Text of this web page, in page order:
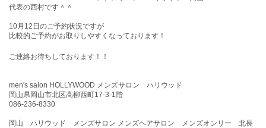
代表の西村です＾＾
10月12 日のご予約状況ですが
比較的ご予約がお取りしやすくなっております！
ご連絡お待ちしております！！
men's salon HOLLYWOOD メンズサロン ハリウッド
岡山県岡山市北区高柳西町17-3-1階
086-236-8330
岡山 ハリウッド メンズサロン メンズヘアサロン メンズオンリー 北長